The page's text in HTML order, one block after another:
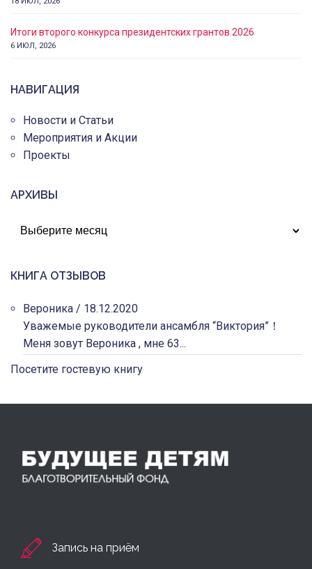
Итоги второго конкурса президентских грантов 2026
6 ИЮЛ, 2026
НАВИГАЦИЯ
Новости и Статьи
Мероприятия и Акции
Проекты
АРХИВЫ
АРХИВЫ
КНИГА ОТЗЫВОВ
Вероника / 18.12.2020
Уважемые руководители ансамбля “Виктория”！
Меня зовут Вероника , мне 63...
Посетите гостевую книгу
Запись на приём